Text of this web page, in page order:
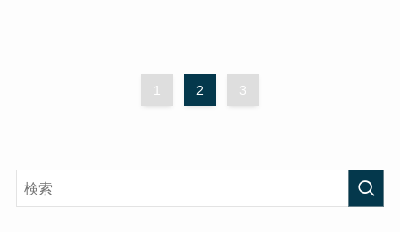
1 2 3